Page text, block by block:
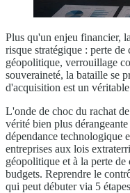
Plus qu'un enjeu financier,
risque stratégique : perte
géopolitique, verrouillage
souveraineté, la bataille se
d'acquisition est un
L'onde de choc du rachat
vérité bien plus
dépendance technologique
entreprises aux lois
géopolitique et à la perte
budgets. Reprendre le
qui peut débuter via 5